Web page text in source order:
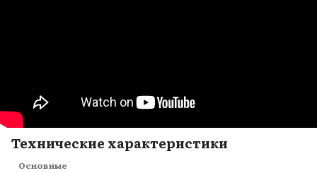
Технические характеристики
Основные